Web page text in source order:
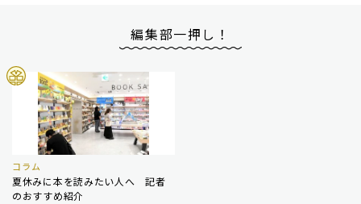
編集部一押し！
コラム
夏休みに本を読みたい人へ 記者
のおすすめ紹介